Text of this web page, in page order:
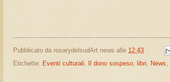
Pubblicato da rosarydelsudArt news alle 12:43
Etichette: Eventi culturali Il dono sospeso libri News